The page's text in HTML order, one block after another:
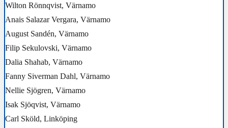
Wilton Rönnqvist, Värnamo
Anais Salazar Vergara, Värnamo
August Sandén, Värnamo
Filip Sekulovski, Värnamo
Dalia Shahab, Värnamo
Fanny Siverman Dahl, Värnamo
Nellie Sjögren, Värnamo
Isak Sjöqvist, Värnamo
Carl Sköld, Linköping